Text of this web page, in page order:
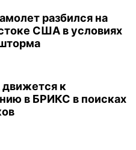
разбился на
США в условиях
движется к
в БРИКС в поисках